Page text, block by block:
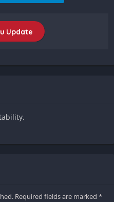
Update
Required fields are marked *